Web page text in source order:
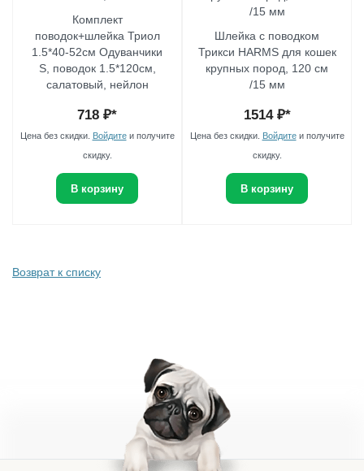
Комплект
поводок+шлейка Триол
1.5*40-52см Одуванчики
S, поводок 1.5*120см,
салатовый, нейлон
718 ₽*
Цена без скидки. Войдитеи получите
скидку.
В корзину
Шлейка с поводком
Трикси HARMS для кошек
крупных пород, 120 см
/15 мм
1514₽*
Цена без скидки. Войдитеи получите
скидку.
В корзину
Возврат к списку